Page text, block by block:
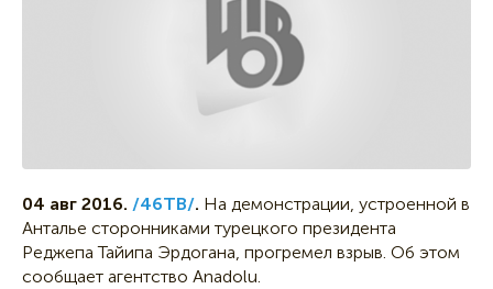
04 авг 2016. /46ТВ/. На демонстрации, устроенной в
Анталье сторонниками турецкого президента
Реджепа Тайипа Эрдогана, прогремел взрыв. Об этом
сообщает агентство Anadolu.